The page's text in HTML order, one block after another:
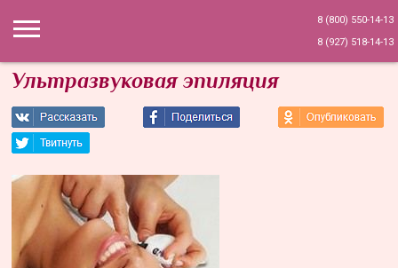
8 (800) 550-14-13
8 (927) 518-14-13
Ультразвуковая эпиляция